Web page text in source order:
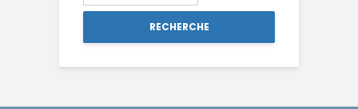
RECHERCHE